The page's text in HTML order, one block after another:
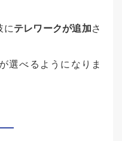
にテレワークが追加さ
選べるようになりま